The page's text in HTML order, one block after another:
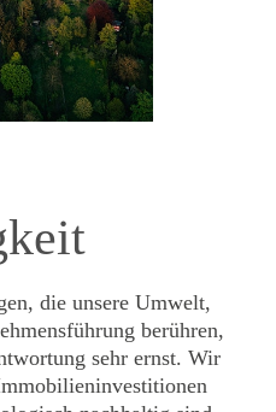
die unsere Umwelt,
berühren,
sehr ernst. Wir